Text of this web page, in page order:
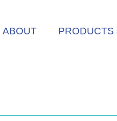
ABOUT PRODUCTS